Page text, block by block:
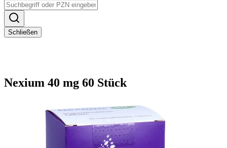
Schließen
Nexium 40 mg 60 Stück